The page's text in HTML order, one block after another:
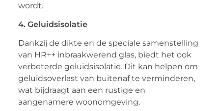
wordt.
4. Geluidsisolatie
Dankzij de dikte en de speciale samenstelling
van HR++ inbraakwerend glas, biedt het ook
verbeterde geluidsisolatie. Dit kan helpen om
geluidsoverlast van buitenaf te verminderen,
wat bijdraagt aan een rustige en
aangenamere woonomgeving.